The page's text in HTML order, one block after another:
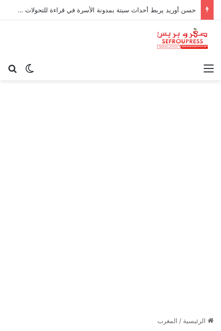
حسن أوريد يربط أحداث سبتة بمدونة الأسرة في قراءة للتحولات الاجتماعية
الوضع القائمة
الرئيسية / المغرب